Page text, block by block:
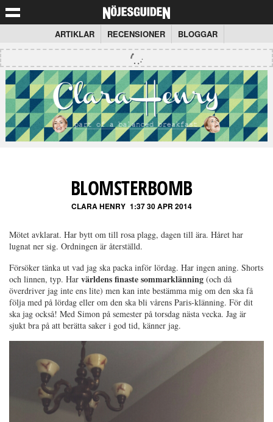
ARTIKLAR RECENSIONER BLOGGAR
BLOMSTERBOMB
CLARA HENRY 1:37 30 APR 2014
Mötet avklarat. Har bytt om till rosa plagg, dagen till ära. Håret har
lugnat ner sig. Ordningen är återställd.
Försöker tänka ut vad jag ska packa inför lördag. Har ingen aning. Shorts
och linnen, typ. Har världens finaste sommarklänning (och då
överdriver jag inte ens lite) men kan inte bestämma mig om den ska få
följa med på lördag eller om den ska bli vårens Paris-klänning. För dit
ska jag också! Med Simon på semester på torsdag nästa vecka. Jag är
sjukt bra på att berätta saker i god tid, känner jag.